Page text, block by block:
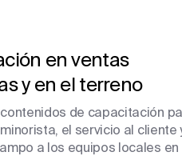
en ventas
y en el terreno
de capacitación
el servicio al cliente
a los equipos locales en